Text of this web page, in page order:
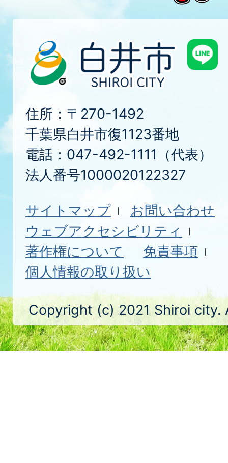
住所：〒270-1492
千葉県白井市復1123番地
電話：047-492-1111（代表）
法人番号1000020122327
サイトマップ
お問い合わせ
ウェブアクセシビリティ
著作権について
免責事項
個人情報の取り扱い
Copyright (c) 2021 Shiroi city.